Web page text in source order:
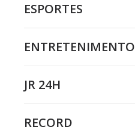
ESPORTES
ENTRETENIMENTO
JR 24H
RECORD